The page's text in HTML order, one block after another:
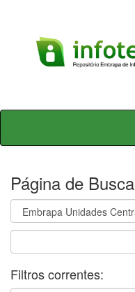
Skip
Página de Busca
Filtros correntes: